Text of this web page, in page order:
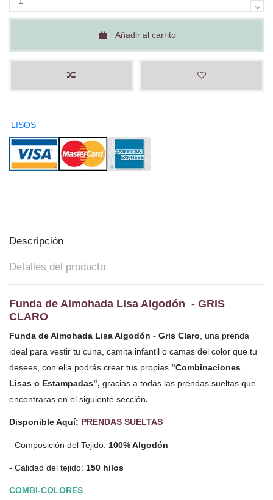
Añadir al carrito
LISOS
Descripción
Detalles del producto
Funda de Almohada Lisa Algodón - GRIS
CLARO
Funda de Almohada Lisa Algodón - Gris Claro , una prenda
ideal para vestir tu cuna, camita infantil o camas del color que tu
desees, con ella podrás crear tus propias "Combinaciones
Lisas o Estampadas", gracias a todas las prendas sueltas que
encontraras en el siguiente sección.
Disponible Aquí: PRENDAS SUELTAS
- Composición del Tejido: 100% Algodón
- Calidad del tejido: 150 hilos
COMBI-COLORES